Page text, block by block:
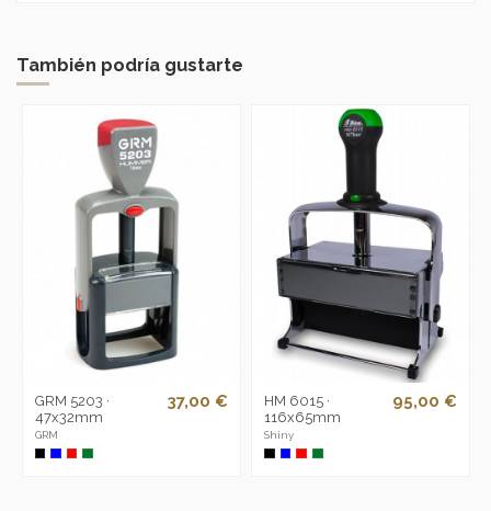
También podría gustarte
GRM 5203 ·
47x32mm
GRM
37,00 €
HM 6015 ·
116x65mm
Shiny
95,00 €